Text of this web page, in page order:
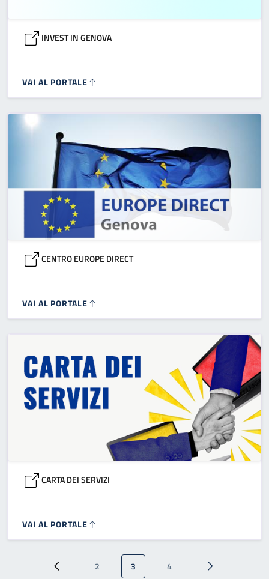
INVEST IN GENOVA
VAI AL PORTALE
CENTRO EUROPE DIRECT
VAI AL PORTALE
CARTA DEI SERVIZI
VAI AL PORTALE
Paginazione
Pagina precedente
Pagina
2 Pagina attuale
3 Pagina
4 Pagina